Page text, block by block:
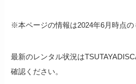
※本ページの情報は2024年6月時点の
最新のレンタル状況は
確認ください。